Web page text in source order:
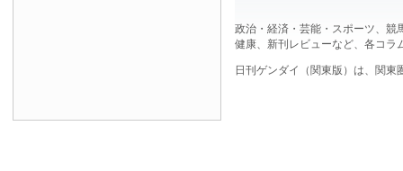
政治・経済・芸能・スポーツ、競
健康、新刊レビューなど、各コラ
日刊ゲンダイ（関東版）は、関